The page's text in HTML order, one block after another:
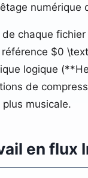
numérique
chaque
$0
logique
de
musicale.
en flux